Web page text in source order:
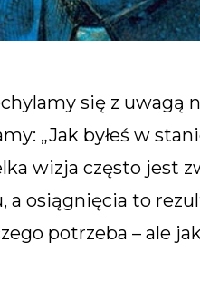
się z uwagą
„Jak byłeś w
wizja często jest
a osiągnięcia to
potrzeba – ale